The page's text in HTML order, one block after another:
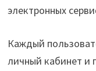
электронных
Каждый
личный кабинет и